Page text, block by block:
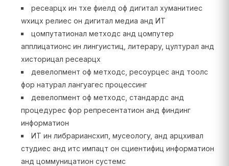
ресеарцх ин тхе фиелд оф дигитал хуманитиес
wхицх релиес он дигитал медиа анд ИТ
цомпутатионал метходс анд цомпутер
апплицатионс ин лингуистиц, литерарy, цултурал анд
хисторицал ресеарцх
девелопмент оф метходс, ресоурцес анд тоолс
фор натурал лангуагес процессинг
девелопмент оф метходс, стандардс анд
процедурес фор репресентатион анд финдинг
информатион
ИТ ин либрариансхип, мусеологy, анд арцхивал
студиес анд итс импацт он сциентифиц информатион
анд цоммуницатион сyстемс